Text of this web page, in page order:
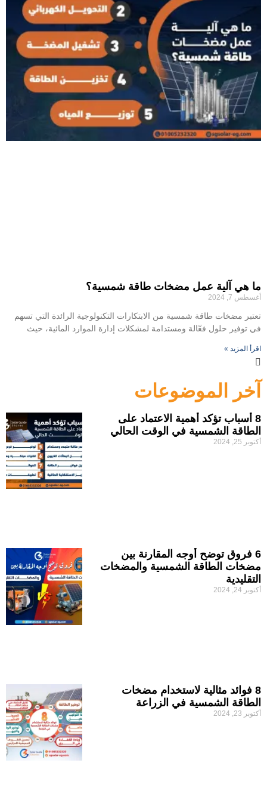
ما هي آلية عمل مضخات طاقة شمسية؟
أغسطس 7, 2024
تعتبر مضخات طاقة شمسية من الابتكارات التكنولوجية الرائدة التي تسهم
في توفير حلول فعّالة ومستدامة لمشكلات إدارة الموارد المائية، حيث
اقرأ المزيد »
آخر الموضوعات
8 أسباب تؤكد أهمية الاعتماد على
الطاقة الشمسية في الوقت الحالي
أكتوبر 25, 2024
6 فروق توضح أوجه المقارنة بين
مضخات الطاقة الشمسية والمضخات
التقليدية
أكتوبر 24, 2024
8 فوائد مثالية لاستخدام مضخات
الطاقة الشمسية في الزراعة
أكتوبر 23, 2024